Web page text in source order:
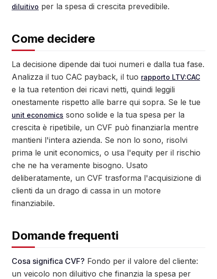
diluitivo per la spesa di crescita prevedibile.
Come decidere
La decisione dipende dai tuoi numeri e dalla tua fase.
Analizza il tuo CAC payback, il tuo rapporto LTV:CAC
e la tua retention dei ricavi netti, quindi leggili
onestamente rispetto alle barre qui sopra. Se le tue
unit economics sono solide e la tua spesa per la
crescita è ripetibile, un CVF può finanziarla mentre
mantieni l'intera azienda. Se non lo sono, risolvi
prima le unit economics, o usa l'equity per il rischio
che ne ha veramente bisogno. Usato
deliberatamente, un CVF trasforma l'acquisizione di
clienti da un drago di cassa in un motore
finanziabile.
Domande frequenti
Cosa significa CVF? Fondo per il valore del cliente:
un veicolo non diluitivo che finanzia la spesa per